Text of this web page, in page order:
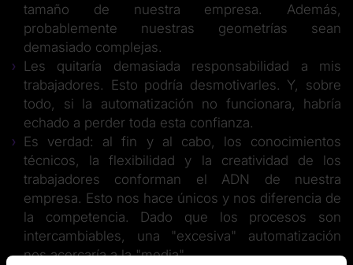
tamaño de nuestra empresa. Además,
probablemente nuestras geometrías sean
demasiado complejas.
Les quitaría demasiada responsabilidad a mis
trabajadores. Esto podría desmotivarles. Y, sobre
todo, si la automatización no funcionara, habría
echado a perder toda esta confianza.
Es verdad: al fin y al cabo, los conocimientos
técnicos, la flexibilidad y la creatividad de los
trabajadores conforman el ADN de nuestra
empresa. Esto nos hace únicos y nos diferencia de
la competencia. Dado que los procesos son
intercambiables, una "excesiva" automatización
nos acercaría a la "media".